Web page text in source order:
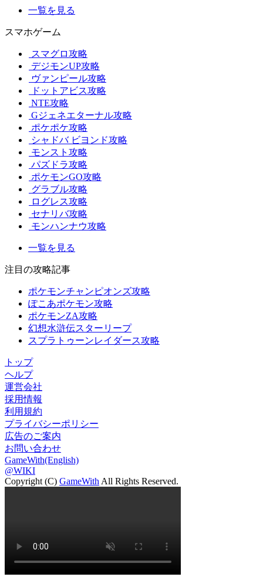
一覧を見る
スマホゲーム
スマグロ攻略
デジモンUP攻略
ヴァンピール攻略
ドットアビス攻略
NTE攻略
Gジェネエターナル攻略
ポケポケ攻略
シャドバ ビヨンド攻略
モンスト攻略
パズドラ攻略
ポケモンGO攻略
グラブル攻略
ログレス攻略
セナリバ攻略
モンハンナウ攻略
一覧を見る
注目の攻略記事
ポケモンチャンピオンズ攻略
ぽこあポケモン攻略
ポケモンZA攻略
幻想水滸伝スターリープ
スプラトゥーンレイダース攻略
トップ
ヘルプ
運営会社
採用情報
利用規約
プライバシーポリシー
広告のご案内
お問い合わせ
GameWith(English)
@WIKI
Copyright (C) GameWith All Rights Reserved.